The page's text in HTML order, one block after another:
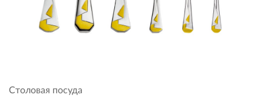
Столовая посуда